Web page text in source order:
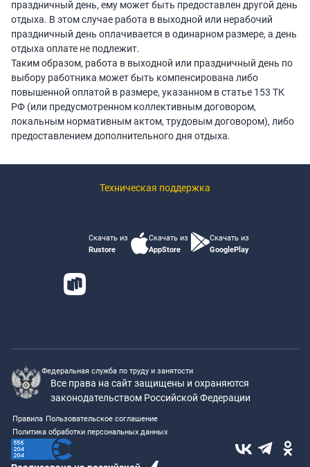
праздничный день, ему может быть предоставлен другой день
отдыха. В этом случае работа в выходной или нерабочий
праздничный день оплачивается в одинарном размере, а день
отдыха оплате не подлежит.
Таким образом, работа в выходной или праздничный день по
выбору работника может быть компенсирована либо
повышенной оплатой в размере, указанном в статье 153 ТК
РФ (или предусмотренном коллективным договором,
локальным нормативным актом, трудовым договором), либо
предоставлением дополнительного дня отдыха.
Техническая поддержка
Скачать из
Rustore
Скачать из
AppStore
Скачать из
GooglePlay
Федеральная служба по труду и занятости
Все права на сайт защищены и охраняются
законодательством Российской Федерации
Правила Пользовательское соглашение
Политика обработки персональных данных